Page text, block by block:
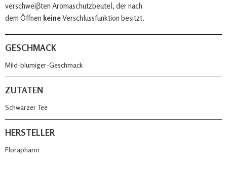
verschweiβten Aromaschutzbeutel, der nach
dem Öffnen keineVerschlussfunktion besitzt.
GESCHMACK
Mild-blumiger-Geschmack
ZUTATEN
Schwarzer Tee
HERSTELLER
Florapharm